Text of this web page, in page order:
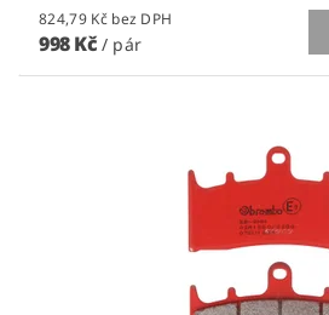
824,79 Kč bez DPH
998 Kč / pár